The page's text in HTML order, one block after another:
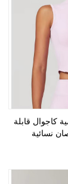
كاجوال قابلة
نسائية